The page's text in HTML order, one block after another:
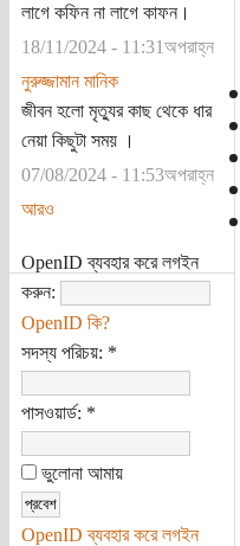
লাগে কফিন না লাগে কাফন।
18/11/2024 - 11:31অপরাহ্ন
নুরুজ্জামান মানিক
জীবন হলো মৃত্যুর কাছ থেকে ধার
নেয়া কিছুটা সময় ।
07/08/2024 - 11:53অপরাহ্ন
আরও
OpenID ব্যবহার করে লগইন
করুন:
OpenID কি?
সদস্য পরিচয়: *
পাসওয়ার্ড: *
ভুলোনা আমায়
OpenID ব্যবহার করে লগইন